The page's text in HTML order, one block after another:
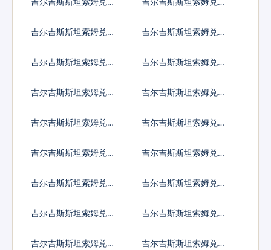
吉尔吉斯斯坦索姆兑加
吉尔吉斯斯坦索姆兑新
吉尔吉斯斯坦索姆兑保
吉尔吉斯斯坦索姆兑捷
吉尔吉斯斯坦索姆兑丹
吉尔吉斯斯坦索姆兑匈
吉尔吉斯斯坦索姆兑波
吉尔吉斯斯坦索姆兑罗
吉尔吉斯斯坦索姆兑瑞
吉尔吉斯斯坦索姆兑瑞
吉尔吉斯斯坦索姆兑挪
吉尔吉斯斯坦索姆兑克
吉尔吉斯斯坦索姆兑卢
吉尔吉斯斯坦索姆兑土
吉尔吉斯斯坦索姆兑巴
吉尔吉斯斯坦索姆兑印